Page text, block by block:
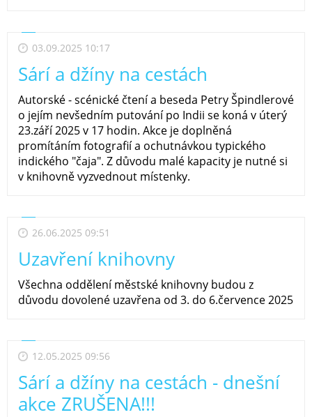
03.09.2025 10:17
Sárí a džíny na cestách
Autorské - scénické čtení a beseda Petry Špindlerové
o jejím nevšedním putování po Indii se koná v úterý
23.září 2025 v 17 hodin. Akce je doplněná
promítáním fotografií a ochutnávkou typického
indického "čaja". Z důvodu malé kapacity je nutné si
v knihovně vyzvednout místenky.
26.06.2025 09:51
Uzavření knihovny
Všechna oddělení městské knihovny budou z
důvodu dovolené uzavřena od 3. do 6.července 2025
12.05.2025 09:56
Sárí a džíny na cestách - dnešní
akce ZRUŠENA!!!